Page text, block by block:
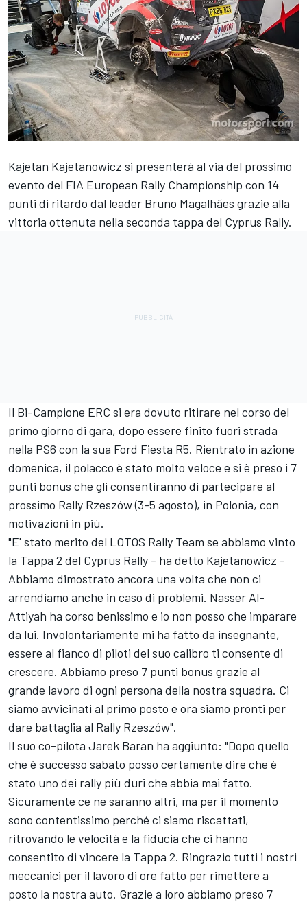
Kajetan Kajetanowicz si presenterà al via del prossimo
evento del FIA European Rally Championship con 14
punti di ritardo dal leader Bruno Magalhães grazie alla
vittoria ottenuta nella seconda tappa del Cyprus Rally.
Il Bi-Campione ERC si era dovuto ritirare nel corso del
primo giorno di gara, dopo essere finito fuori strada
nella PS6 con la sua Ford Fiesta R5. Rientrato in azione
domenica, il polacco è stato molto veloce e si è preso i 7
punti bonus che gli consentiranno di partecipare al
prossimo Rally Rzeszów (3-5 agosto), in Polonia, con
motivazioni in più.
"E' stato merito del LOTOS Rally Team se abbiamo vinto
la Tappa 2 del Cyprus Rally - ha detto Kajetanowicz -
Abbiamo dimostrato ancora una volta che non ci
arrendiamo anche in caso di problemi. Nasser Al-
Attiyah ha corso benissimo e io non posso che imparare
da lui. Involontariamente mi ha fatto da insegnante,
essere al fianco di piloti del suo calibro ti consente di
crescere. Abbiamo preso 7 punti bonus grazie al
grande lavoro di ogni persona della nostra squadra. Ci
siamo avvicinati al primo posto e ora siamo pronti per
dare battaglia al Rally Rzeszów".
Il suo co-pilota Jarek Baran ha aggiunto: "Dopo quello
che è successo sabato posso certamente dire che è
stato uno dei rally più duri che abbia mai fatto.
Sicuramente ce ne saranno altri, ma per il momento
sono contentissimo perché ci siamo riscattati,
ritrovando le velocità e la fiducia che ci hanno
consentito di vincere la Tappa 2. Ringrazio tutti i nostri
meccanici per il lavoro di ore fatto per rimettere a
posto la nostra auto. Grazie a loro abbiamo preso 7